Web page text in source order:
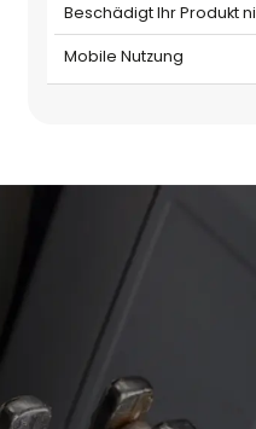
Beschädigt Ihr Produkt
Mobile Nutzung